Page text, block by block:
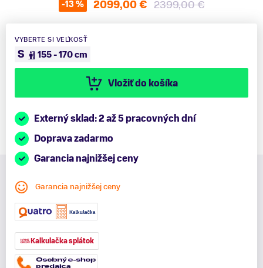
-13 % 2099,00 € 2399,00 €
VYBERTE SI VEĽKOSŤ
S 155 - 170 cm
Vložiť do košíka
Externý sklad: 2 až 5 pracovných dní
Doprava zadarmo
Garancia najnižšej ceny
Garancia najnižšej ceny
Kalkulačka splátok